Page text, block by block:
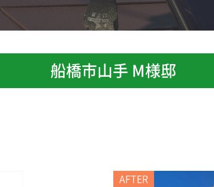
船橋市山手 M様邸
AFTER